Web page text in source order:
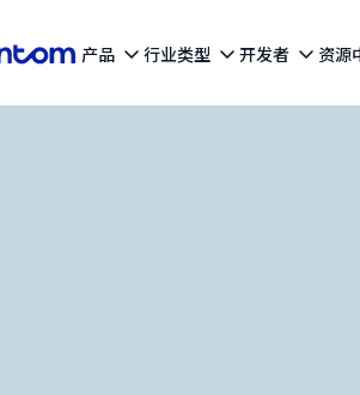
产品 行业类型 开发者 资源